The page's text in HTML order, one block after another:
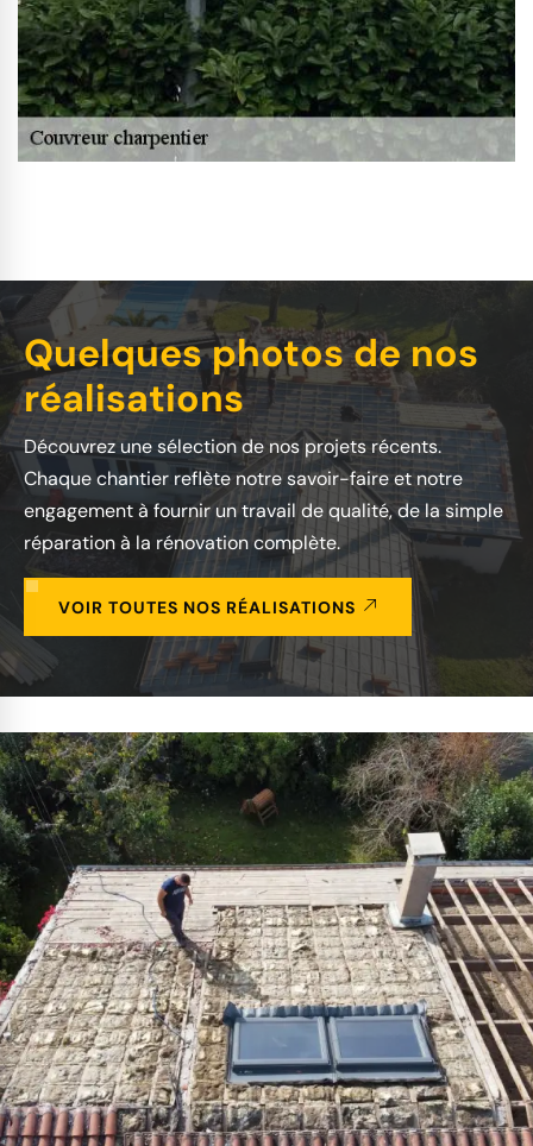
Quelques photos de nos
réalisations
Découvrez une sélection de nos projets récents.
Chaque chantier reflète notre savoir-faire et notre
engagement à fournir un travail de qualité, de la simple
réparation à la rénovation complète.
VOIR TOUTES NOS RÉALISATIONS